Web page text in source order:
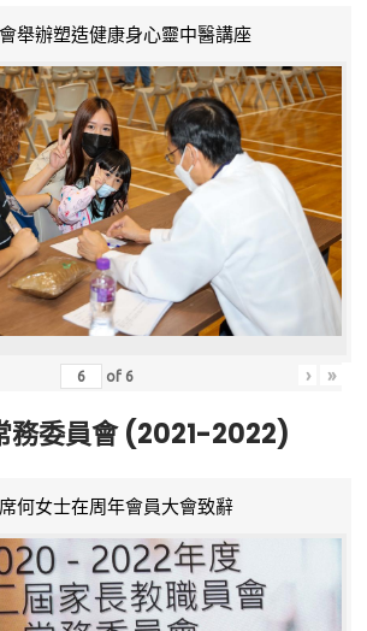
舉辦塑造健康身心靈中醫講座
of 6 › »
務委員會 (2021-2022)
何女士在周年會員大會致辭